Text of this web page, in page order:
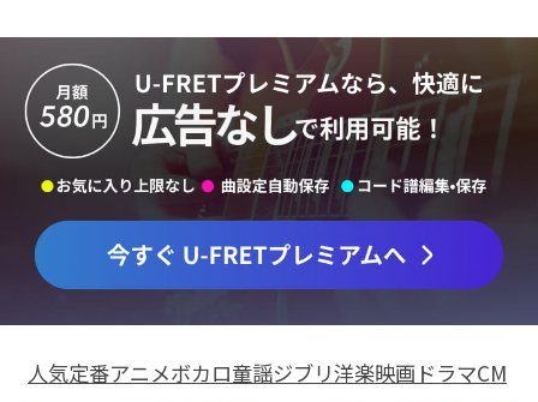
人気定番アニメボカロ童謡ジブリ洋楽映画ドラマCM